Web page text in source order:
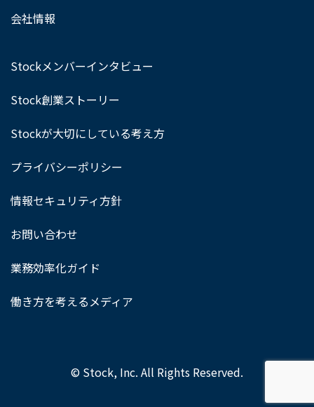
会社情報
Stockメンバーインタビュー
Stock創業ストーリー
Stockが大切にしている考え方
プライバシーポリシー
情報セキュリティ方針
お問い合わせ
業務効率化ガイド
働き方を考えるメディア
© Stock, Inc. All Rights Reserved.